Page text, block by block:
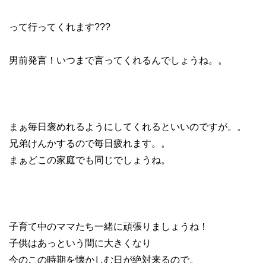
って行ってくれます???
男前発言！いつまで言ってくれるんでしょうね。。
まぁ毎日褒めれるようにしてくれるといいのですが。。
兄弟けんかするので毎日疲れます。。
まぁどこの家庭でも同じでしょうね。
子育て中のママたち一緒に頑張りましょうね！
子供はあっという間に大きくなり
今のこの時期を懐かしむ日が絶対来るので。